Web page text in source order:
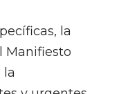
la
Manifiesto
la